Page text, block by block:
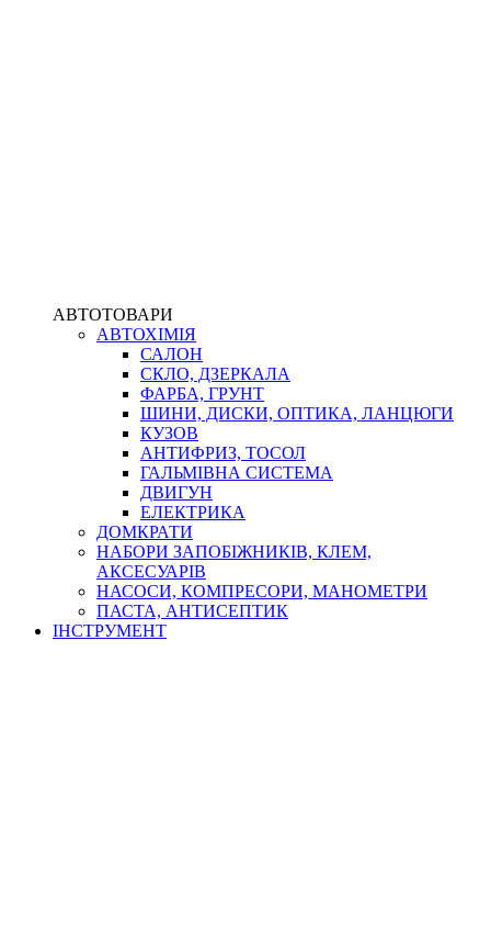
АВТОТОВАРИ
АВТОХІМІЯ
САЛОН
СКЛО, ДЗЕРКАЛА
ФАРБА, ГРУНТ
ШИНИ, ДИСКИ, ОПТИКА, ЛАНЦЮГИ
КУЗОВ
АНТИФРИЗ, ТОСОЛ
ГАЛЬМІВНА СИСТЕМА
ДВИГУН
ЕЛЕКТРИКА
ДОМКРАТИ
НАБОРИ ЗАПОБІЖНИКІВ, КЛЕМ,
АКСЕСУАРІВ
НАСОСИ, КОМПРЕСОРИ, МАНОМЕТРИ
ПАСТА, АНТИСЕПТИК
ІНСТРУМЕНТ